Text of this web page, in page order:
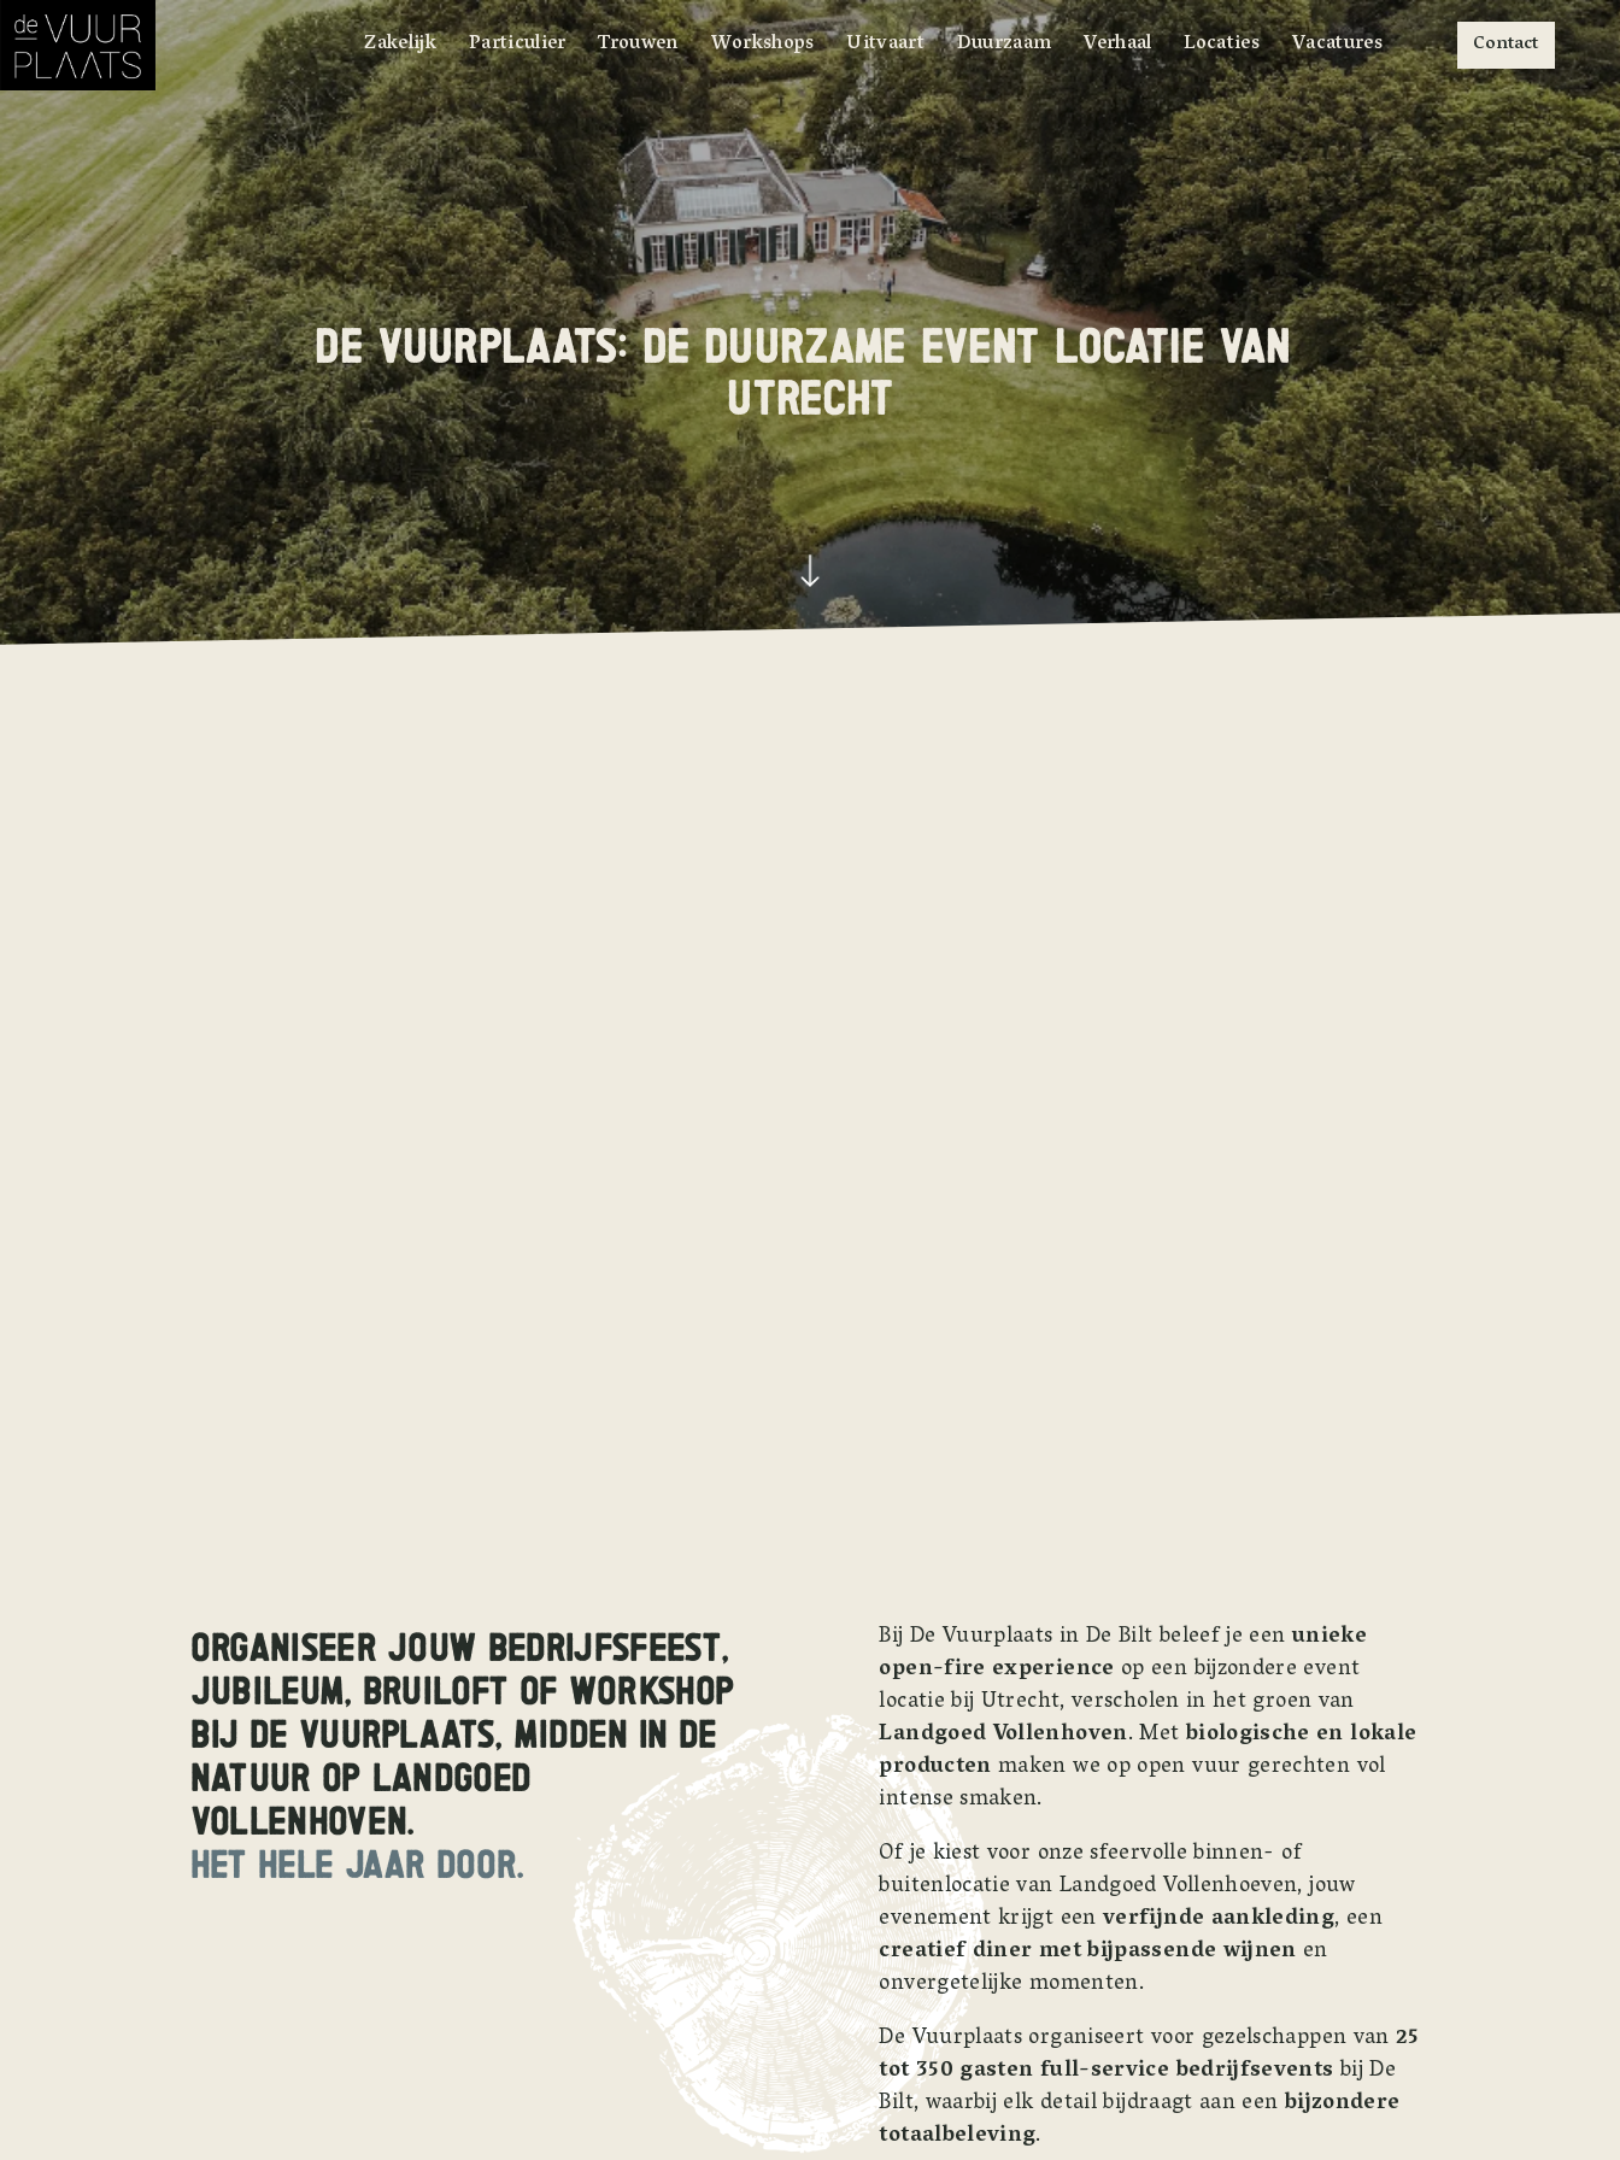
Zakelijk Particulier Trouwen Workshops Uitvaart Duurzaam Verhaal Locaties Vacatures Contact
DE VUURPLAATS: DE DUURZAME EVENT LOCATIE VAN
UTRECHT
ORGANISEER JOUW BEDRIJFSFEEST,
JUBILEUM, BRUILOFT OF WORKSHOP
BIJ DE VUURPLAATS, MIDDEN IN DE
NATUUR OP LANDGOED
VOLLENHOVEN.
HET HELE JAAR DOOR.
Bij De Vuurplaats in De Bilt beleef je een unieke
open-fire experience op een bijzondere event
Landgoed Vollenhoven. Met biologische en lokale
producten maken we op open vuur gerechten vol
intense smaken.
Of je kiest voor onze sfeervolle binnen- of
buitenlocatie van Landgoed Vollenhoeven, jouw
evenement krijgt een verfijnde aankleding
creatief diner met bijpassende wijnen en
onvergetelijke momenten.
De Vuurplaats organiseert voor gezelschappen van 25
tot 350 gastenfull-service bedrijfsevents bij De
Bilt, waarbij elk detail bijdraagt aan een bijzondere
totaalbeleving.